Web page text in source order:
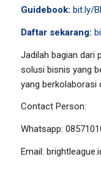
Guidebook: bit.ly/
Daftar sekarang:
Jadilah bagian dari
solusi bisnis yang
yang berkolaborasi
Contact Person:
Whatsapp:
Email: